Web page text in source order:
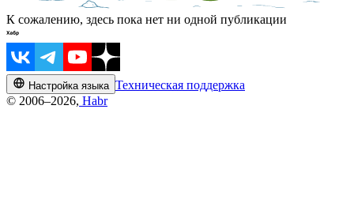
К сожалению, здесь пока нет ни одной публикации
Настройка языка Техническая поддержка
© 2006–2026, Habr